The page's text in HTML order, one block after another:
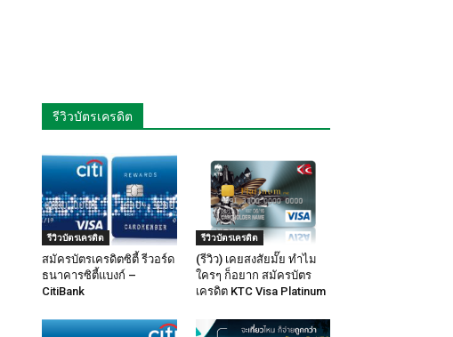
รีวิวบัตรเครดิต
รีวิวบัตรเครดิต
สมัครบัตรเครดิตซิตี้ รีวอร์ด
ธนาคารซิตี้แบงก์ –
CitiBank
รีวิวบัตรเครดิต
(รีวิว) เคยสงสัยมั๊ย ทำไม
ใครๆ ก็อยาก สมัครบัตร
เครดิต KTC Visa Platinum